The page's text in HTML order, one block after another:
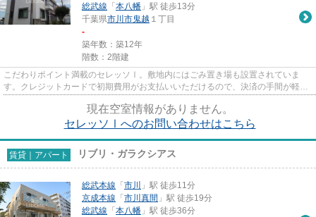
総武線 「 本八幡 」駅 徒歩13分
千葉県市川市鬼越 １丁目
-
築年数：築12年
階数：2階建
こだわりポイント満載のセレッソⅠ。敷地内にはごみ置き場も設置されていま
す。クレジットカードで初期費用がお支払いいただけるので、決済の手間が軽減
現在空室情報がありません。
セレッソⅠへのお問い合わせはこちら
賃貸｜アパート リブリ・ガラクシアス
総武本線 「 市川
」駅 徒歩11分
京成本線 「 市川真間 」駅 徒歩19分
総武線 「 本八幡 」駅 徒歩36分